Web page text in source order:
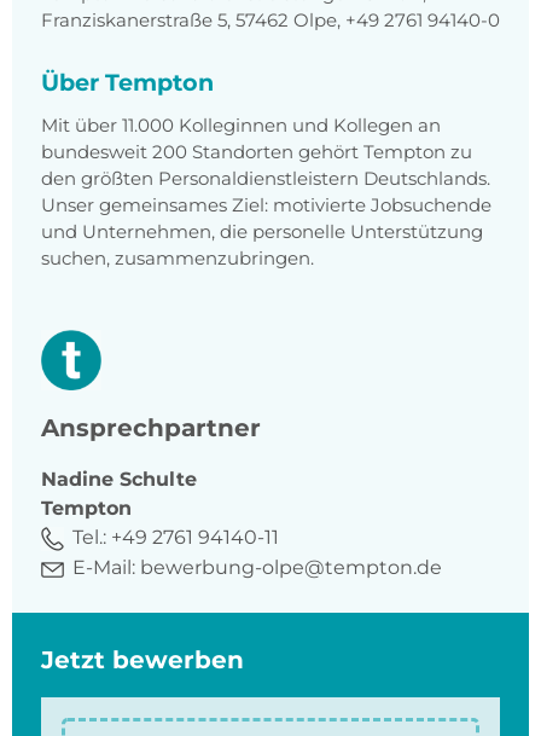
Franziskanerstraße 5, 57462 Olpe, +49 2761 94140-0
Über Tempton
Mit über 11.000 Kolleginnen und Kollegen an
bundesweit 200 Standorten gehört Tempton zu
den größten Personaldienstleistern Deutschlands.
Unser gemeinsames Ziel: motivierte Jobsuchende
und Unternehmen, die personelle Unterstützung
suchen, zusammenzubringen.
Ansprechpartner
Nadine Schulte
Tempton
Tel.: +49 2761 94140-11
E-Mail: bewerbung-olpe@tempton.de
Jetzt bewerben